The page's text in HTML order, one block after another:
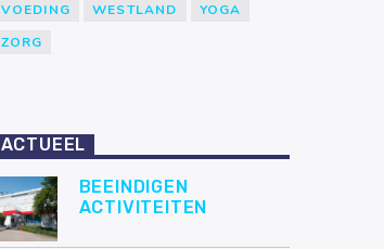
VOEDING
WESTLAND
YOGA
ZORG
ACTUEEL
BEEINDIGEN
ACTIVITEITEN